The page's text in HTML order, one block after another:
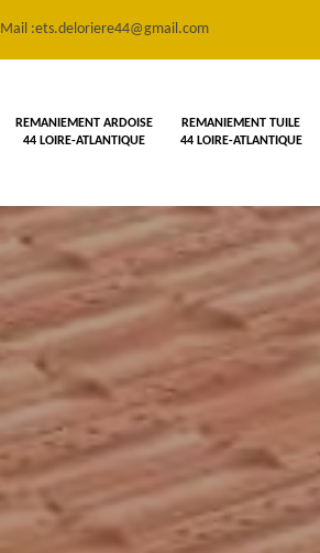
Mail :ets.deloriere44@gmail.com
REMANIEMENT ARDOISE
44 LOIRE-ATLANTIQUE
REMANIEMENT TUILE
44 LOIRE-ATLANTIQUE